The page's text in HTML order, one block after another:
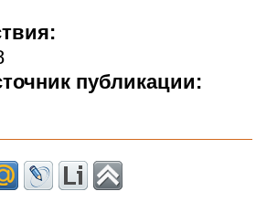
публикации: